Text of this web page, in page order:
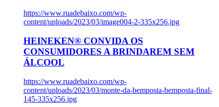
https://www.ruadebaixo.com/wp-
content/uploads/2023/03/image004-2-335x256.jpg
HEINEKEN® CONVIDA OS
CONSUMIDORES A BRINDAREM SEM
ÁLCOOL
https://www.ruadebaixo.com/wp-
content/uploads/2023/03/monte-da-bemposta-bemposta-final-
145-335x256.jpg